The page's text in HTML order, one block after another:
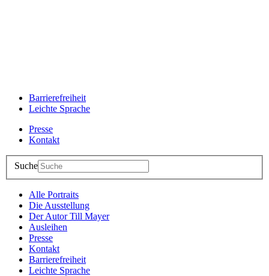
Barrierefreiheit
Leichte Sprache
Presse
Kontakt
Suche
Alle Portraits
Die Ausstellung
Der Autor Till Mayer
Ausleihen
Presse
Kontakt
Barrierefreiheit
Leichte Sprache